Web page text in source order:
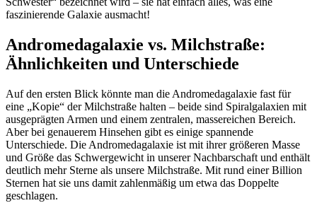
faszinierende Galaxie ausmacht!
Andromedagalaxie vs. Milchstraße:
Ähnlichkeiten und Unterschiede
Auf den ersten Blick könnte man die Andromedagalaxie fast für
eine „Kopie“ der Milchstraße halten – beide sind Spiralgalaxien mit
ausgeprägten Armen und einem zentralen, massereichen Bereich.
Aber bei genauerem Hinsehen gibt es einige spannende
Unterschiede. Die Andromedagalaxie ist mit ihrer größeren Masse
und Größe das Schwergewicht in unserer Nachbarschaft und enthält
deutlich mehr Sterne als unsere Milchstraße. Mit rund einer Billion
Sternen hat sie uns damit zahlenmäßig um etwa das Doppelte
geschlagen.